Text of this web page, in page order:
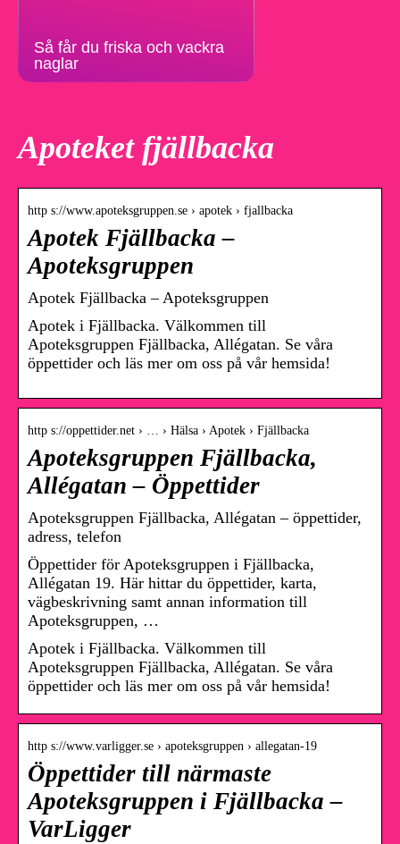
Så får du friska och vackra
naglar
Apoteket fjällbacka
http s://www.apoteksgruppen.se › apotek › fjallbacka
Apotek Fjällbacka –
Apoteksgruppen
Apotek Fjällbacka – Apoteksgruppen
Apotek i Fjällbacka. Välkommen till
Apoteksgruppen Fjällbacka, Allégatan. Se våra
öppettider och läs mer om oss på vår hemsida!
http s://oppettider.net › … › Hälsa › Apotek › Fjällbacka
Apoteksgruppen Fjällbacka,
Allégatan – Öppettider
Apoteksgruppen Fjällbacka, Allégatan – öppettider,
adress, telefon
Öppettider för Apoteksgruppen i Fjällbacka,
Allégatan 19. Här hittar du öppettider, karta,
vägbeskrivning samt annan information till
Apoteksgruppen, …
Apotek i Fjällbacka. Välkommen till
Apoteksgruppen Fjällbacka, Allégatan. Se våra
öppettider och läs mer om oss på vår hemsida!
http s://www.varligger.se › apoteksgruppen › allegatan-19
Öppettider till närmaste
Apoteksgruppen i Fjällbacka –
VarLigger